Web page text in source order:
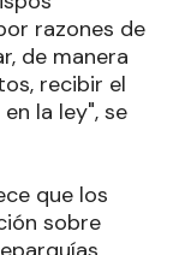
razones de
de manera
recibir el
la ley", se
que los
sobre